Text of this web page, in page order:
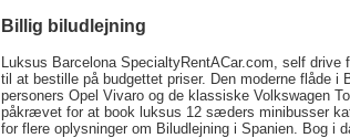
Billig biludlejning
Luksus Barcelona SpecialtyRentACar.com, self
til at bestille på budgettet priser. Den moderne flåde
personers Opel Vivaro og de klassiske Volkswagen
påkrævet for at book luksus 12 sæders minibusser
for flere oplysninger om Biludlejning i Spanien. Bog i